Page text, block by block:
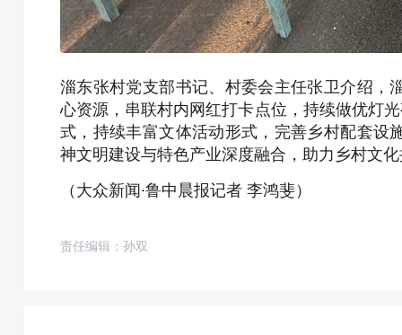
淄东张村党支部书记、村委会主任张卫介绍，
心资源，串联村内网红打卡点位，持续做优灯
式，持续丰富文体活动形式，完善乡村配套设
神文明建设与特色产业深度融合，助力乡村文
（大众新闻·鲁中晨报记者 李鸿斐）
责任编辑：孙双